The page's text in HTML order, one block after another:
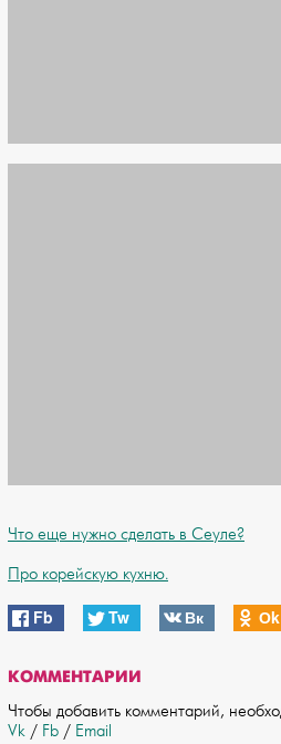
Что еще нужно сделать в Сеуле?
Про корейскую кухню.
Fb Tw Вк Оk
КОММЕНТАРИИ
Чтобы добавить комментарий,
Vk / Fb / Email